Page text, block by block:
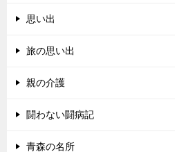
思い出
旅の思い出
親の介護
闘わない闘病記
青森の名所